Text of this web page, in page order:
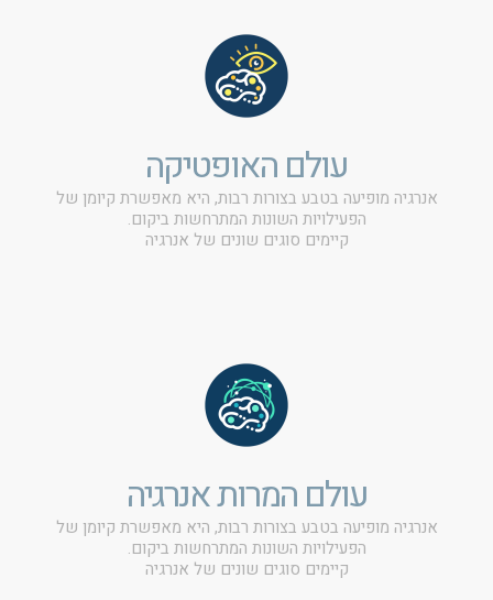
עולם האופטיקה
אנרגיה מופיעה בטבע בצורות רבות, היא מאפשרת קיומן של
הפעילויות השונות המתרחשות ביקום.
קיימים סוגים שונים של אנרגיה
עולם המרות אנרגיה
אנרגיה מופיעה בטבע בצורות רבות, היא מאפשרת קיומן של
הפעילויות השונות המתרחשות ביקום.
קיימים סוגים שונים של אנרגיה